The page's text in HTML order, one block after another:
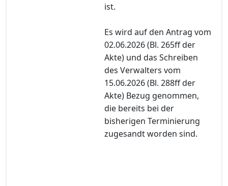
ist.
Es wird auf den Antrag vom
02.06.2026 (Bl. 265ff der
Akte) und das Schreiben
des Verwalters vom
15.06.2026 (Bl. 288ff der
Akte) Bezug genommen,
die bereits bei der
bisherigen Terminierung
zugesandt worden sind.